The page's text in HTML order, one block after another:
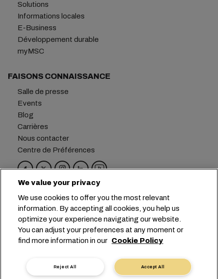
Solutions
Informations locales
E-Business
Développement durable
myMSC
FAISONS CONNAISSANCE
Salle de presse
Events
Blog
Carrières
Nous contacter
Centre de Préférences
Siège social : +41 227038888
info@msc.com
Chemin Rieu 12, 1208 Geneva
Switzerland
Paramètres des cookies
Confidentialité des données
Conditions d’utilisation
Conditions générales du transporteur
We value your privacy
We use cookies to offer you the most relevant
information. By accepting all cookies, you help us
optimize your experience navigating our website.
You can adjust your preferences at any moment or
find more information in our Cookie Policy
Accept All
Reject All